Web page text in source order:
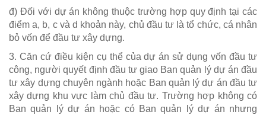
đ) Đối với dự án không thuộc trường hợp quy định tại các
điểm a, b, c và d khoản này, chủ đầu tư là tổ chức, cá nhân
bỏ vốn để đầu tư xây dựng.
3. Căn cứ điều kiện cụ thể của dự án sử dụng vốn đầu tư
công, người quyết định đầu tư giao Ban quản lý dự án đầu
tư xây dựng chuyên ngành hoặc Ban quản lý dự án đầu tư
xây dựng khu vực làm chủ đầu tư. Trường hợp không có
Ban quản lý dự án hoặc có Ban quản lý dự án nhưng